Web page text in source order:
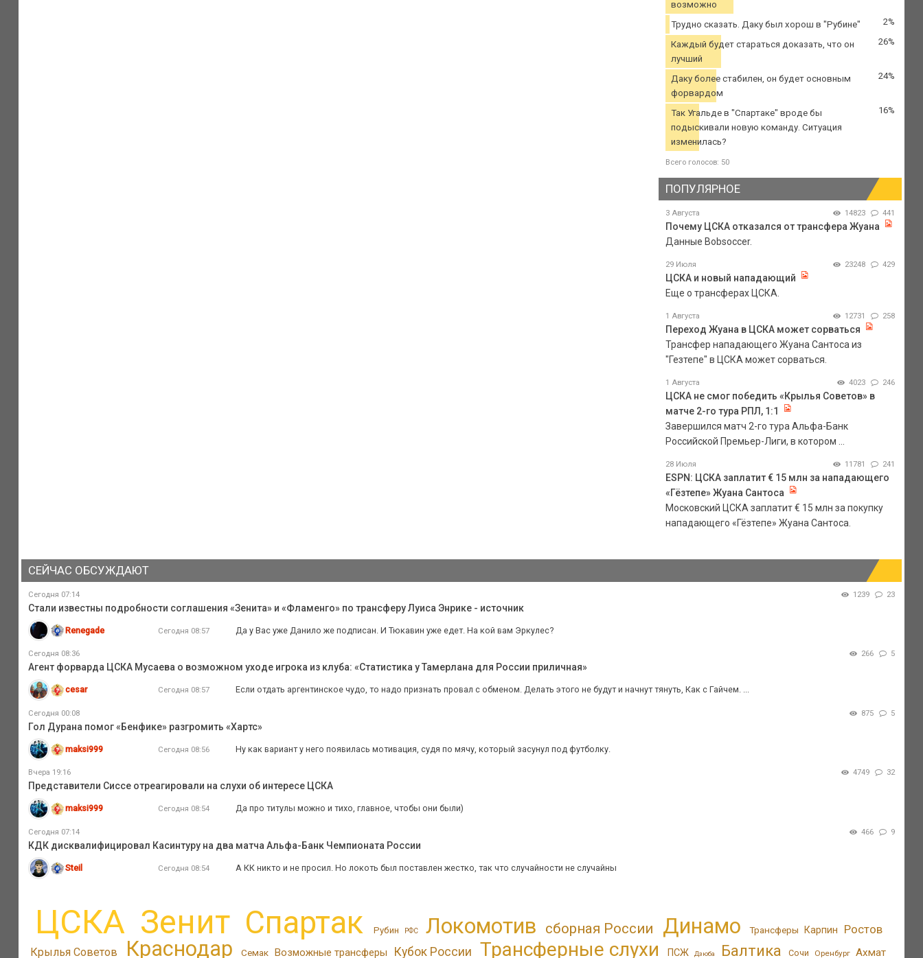
возможно
Трудно сказать. Даку был хорош в "Рубине" 2%
Каждый будет стараться доказать, что он
лучший
26%
Даку более стабилен, он будет основным
форвардом
24%
Так Угальде в "Спартаке" вроде бы
подыскивали новую команду. Ситуация
изменилась?
16%
Всего голосов: 50
ПОПУЛЯРНОЕ
3 Августа 14823 441
Почему ЦСКА отказался от трансфера Жуана
Данные Bobsoccer.
29 Июля 23248 429
ЦСКА и новый нападающий
Еще о трансферах ЦСКА.
1 Августа 12731 258
Переход Жуана в ЦСКА может сорваться
Трансфер нападающего Жуана Сантоса из
"Гезтепе" в ЦСКА может сорваться.
1 Августа 4023 246
ЦСКА не смог победить «Крылья Советов» в
матче 2-го тура РПЛ, 1:1
Завершился матч 2-го тура Альфа-Банк
Российской Премьер-Лиги, в котором ...
28 Июля 11781 241
ESPN: ЦСКА заплатит € 15 млн за нападающего
«Гёзтепе» Жуана Сантоса
Московский ЦСКА заплатит € 15 млн за покупку
нападающего «Гёзтепе» Жуана Сантоса.
СЕЙЧАС ОБСУЖДАЮТ
Сегодня 07:14 1239 23
Стали известны подробности соглашения «Зенита» и «Фламенго» по трансферу Луиса Энрике - источник
Renegade Сегодня 08:57 Да у Вас уже Данило же подписан. И Тюкавин уже едет. На кой вам Эркулес?
Сегодня 08:36 266 5
Агент форварда ЦСКА Мусаева о возможном уходе игрока из клуба: «Статистика у Тамерлана для России приличная»
cesar Сегодня 08:57 Если отдать аргентинское чудо, то надо признать провал с обменом. Делать этого не будут и начнут тянуть, Как с Гайчем. ...
Сегодня 00:08 875 5
Гол Дурана помог «Бенфике» разгромить «Хартс»
maksi999 Сегодня 08:56 Ну как вариант у него появилась мотивация, судя по мячу, который засунул под футболку.
Вчера 19:16 4749 32
Представители Сиссе отреагировали на слухи об интересе ЦСКА
maksi999 Сегодня 08:54 Да про титулы можно и тихо, главное, чтобы они были)
Сегодня 07:14 466 9
КДК дисквалифицировал Касинтуру на два матча Альфа-Банк Чемпионата России
Steil Сегодня 08:54 А КК никто и не просил. Но локоть был поставлен жестко, так что случайности не случайны
ЦСКА Зенит Спартак Рубин РФС Локомотив сборная России Динамо Трансферы Карпин Ростов
Крылья Советов Краснодар Семак Возможные трансферы Кубок России Трансферные слухи ПСЖ Дзюба Балтика Сочи Оренбург Ахмат